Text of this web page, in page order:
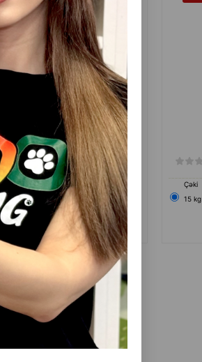
(0 Rəylər)
Çəki Qiymət
Almaq
15 kg
99 108.00
Çəki
15 kg